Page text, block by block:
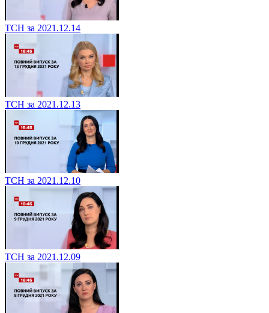
ТСН за 2021.12.14
ТСН за 2021.12.13
ТСН за 2021.12.10
ТСН за 2021.12.09